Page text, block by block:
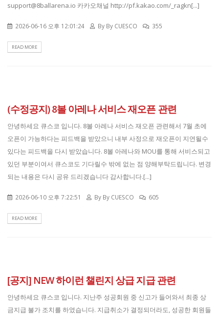
support@8ballarena.io 카카오채널 http://pf.kakao.com/_ragkn[...]
2026-06-16 오후 12:01:24 By By CUESCO 355
READ MORE
(수정공지) 8볼 아레나 서비스 재오픈 관련
안녕하세요 큐스코 입니다. 8볼 아레나 서비스 재오픈 관련해서 7월 초에
오픈이 가능하다는 피드백을 받았으니 내부 사정으로 재오픈이 지연될수
있다는 피드백을 다시 받았습니다. 8볼 아레나와 MOU를 통해 서비스되고
있던 부분이여서 큐스코도 기다릴수 밖에 없는 점 양해부탁드립니다. 변경
되는 내용은 다시 공유 드리겠습니다 감사합니다.[...]
2026-06-10 오후 7:22:51 By By CUESCO 605
READ MORE
[공지] NEW 하이런 챌린지 상급 지급 관련
안녕하세요 큐스코 입니다. 지난주 성공회원 중 신고가 들어와서 최종 상
금지급 불가 조치를 하였습니다. 지급취소가 결정되더라도, 성공한 회원들